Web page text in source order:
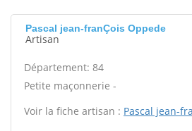
Pascal jean-franÇois Oppede
Artisan
Département: 84
Petite maçonnerie -
Voir la fiche artisan : Pascal jean-